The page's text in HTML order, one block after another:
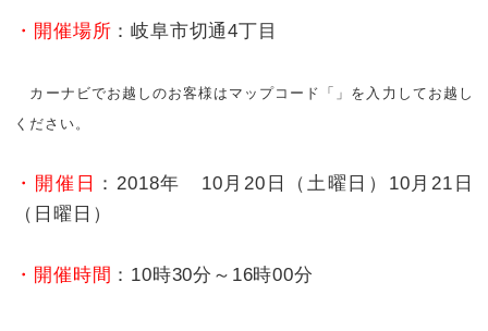
・開催場所 ：岐阜市切通4丁目
カーナビでお越しのお客様はマップコード「」を入力して お越し
ください。
・開催日
：2018年 10月20日（土曜日）10月21日
（日曜日）
・開催時間 ：10時30分～16時00分